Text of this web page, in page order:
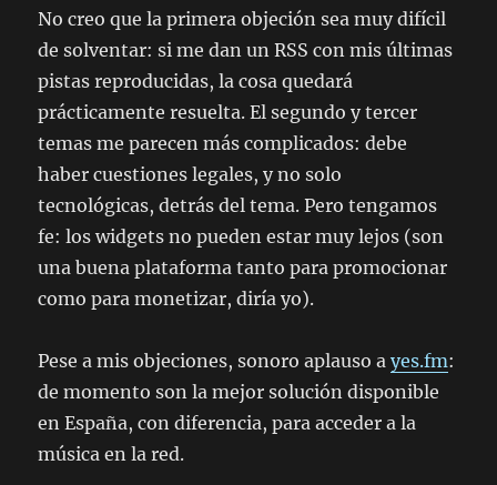
No creo que la primera objeción sea muy difícil
de solventar: si me dan un RSS con mis últimas
pistas reproducidas, la cosa quedará
prácticamente resuelta. El segundo y tercer
temas me parecen más complicados: debe
haber cuestiones legales, y no solo
tecnológicas, detrás del tema. Pero tengamos
fe: los widgets no pueden estar muy lejos (son
una buena plataforma tanto para promocionar
como para monetizar, diría yo).
Pese a mis objeciones, sonoro aplauso ayes.fm:
de momento son la mejor solución disponible
en España, con diferencia, para acceder a la
música en la red.